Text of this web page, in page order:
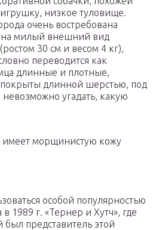
низкое туловище.
очень востребована
на милый внешний вид
30 см и весом 4 кг),
переводится как
длинные и плотные,
покрыты длинной шерстью, под
угадать, какую
имеет морщинистую кожу
особой популярностью
1989 г. «Тернер и Хутч», где
представитель этой